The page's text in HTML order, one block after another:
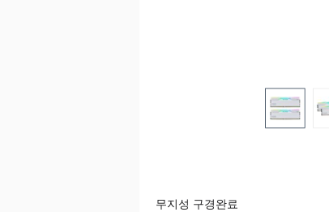
무지성 구경완료